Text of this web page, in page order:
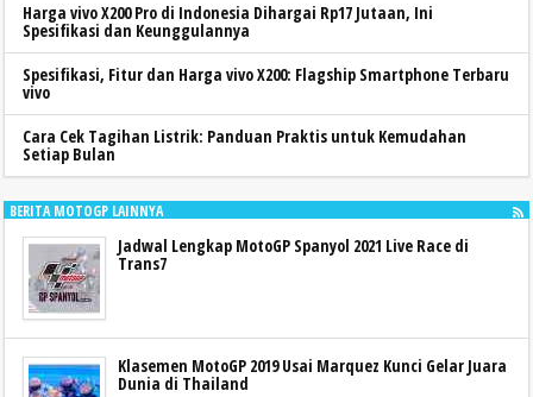
Harga vivo X200 Pro di Indonesia Dihargai Rp17 Jutaan, Ini
Spesifikasi dan Keunggulannya
Spesifikasi, Fitur dan Harga vivo X200: Flagship Smartphone Terbaru
vivo
Cara Cek Tagihan Listrik: Panduan Praktis untuk Kemudahan
Setiap Bulan
BERITA MOTOGP LAINNYA
Jadwal Lengkap MotoGP Spanyol 2021 Live Race di
Trans7
Klasemen MotoGP 2019 Usai Marquez Kunci Gelar Juara
Dunia di Thailand